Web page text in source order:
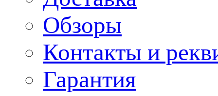
Обзоры
Контакты и
Гарантия